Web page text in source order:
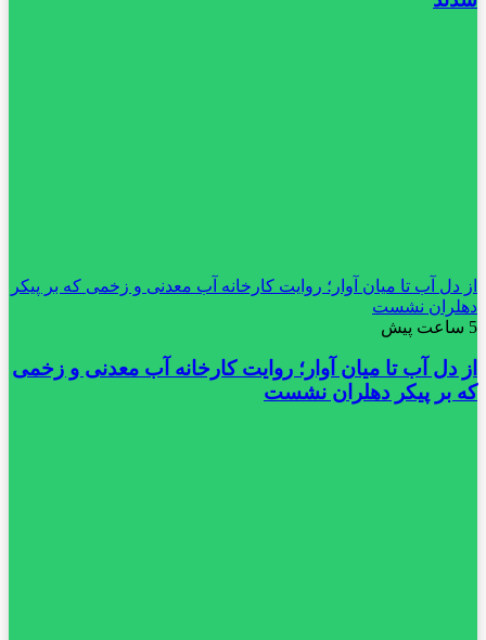
از دل آب تا میان آوار؛ روایت کارخانه آب معدنی و زخمی که بر پیکر
دهلران نشست
5 ساعت پیش
از دل آب تا میان آوار؛ روایت کارخانه آب معدنی و زخمی
که بر پیکر دهلران نشست